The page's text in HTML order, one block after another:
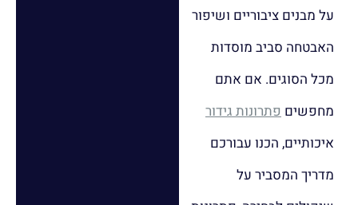
על מבנים ציבוריים ושיפור
האבטחה סביב מוסדות
מכל הסוגים. אם אתם
מחפשים פתרונות גידור
איכותיים, הכנו עבורכם
מדריך המסביר על